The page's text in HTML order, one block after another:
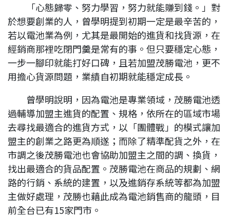
「心態歸零、努力學習，努力就能賺到錢。」對
於想要創業的人，曾學明提到初期一定是最辛苦的，
若以電池業為例，尤其是最開始的進貨和找貨源，在
經銷商那裡吃閉門羹是常有的事。但只要穩定心態，
一步一腳印就能打好口碑，且若加盟茂勝電池，更不
用擔心貨源問題，業績自初期就能穩定成長。
曾學明說明，因為電池是專業領域，茂勝電池透
過輔導加盟主進貨的配置、規格，依所在的區域市場
去尋找最適合的進貨方式，以「團體戰」的模式讓加
盟主的創業之路更為順遂；而除了精準配貨之外，在
市調之後茂勝電池也會協助加盟主之間的調、換貨，
找出最適合的貨品配置。茂勝電池在商品的規劃、網
路的行銷、系統的建置，以及進銷存系統等都為加盟
主做好處理，茂勝也藉此成為電池銷售商的龍頭，目
前全台已有15家門市。